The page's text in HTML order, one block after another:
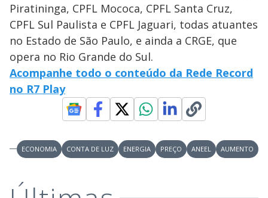
Piratininga, CPFL Mococa, CPFL Santa Cruz,
CPFL Sul Paulista e CPFL Jaguari, todas atuantes
no Estado de São Paulo, e ainda a CRGE, que
opera no Rio Grande do Sul.
Acompanhe todo o conteúdo da Rede Record
no R7 Play
ECONOMIA CONTA DE LUZ ENERGIA PREÇO ANEEL AUMENTO